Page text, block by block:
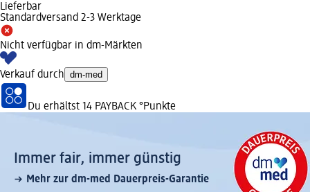
Lieferbar
Standardversand 2-3 Werktage
Nicht verfügbar in dm-Märkten
Verkauf durch dm-med
Du erhältst 14 PAYBACK °Punkte
Immer fair,­ immer günstig
Mehr zur dm-med Dauerpreis-Garantie